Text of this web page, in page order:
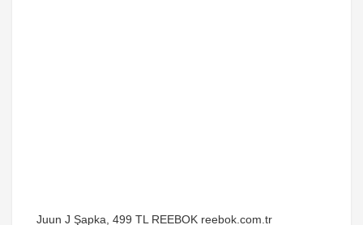
Juun J Şapka, 499 TL REEBOK reebok.com.tr